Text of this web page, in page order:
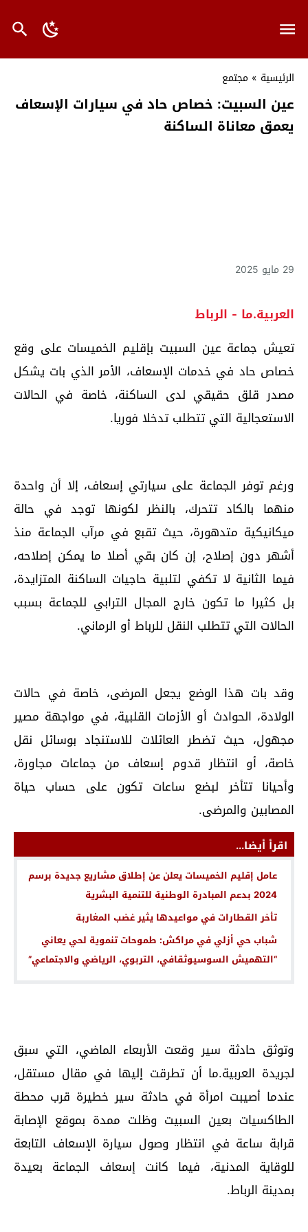
الرئيسية » مجتمع
عين السبيت: خصاص حاد في سيارات الإسعاف
يعمق معاناة الساكنة
29 مايو 2025
العربية.ما - الرباط
تعيش جماعة عين السبيت بإقليم الخميسات على وقع
خصاص حاد في خدمات الإسعاف، الأمر الذي بات يشكل
مصدر قلق حقيقي لدى الساكنة، خاصة في الحالات
الاستعجالية التي تتطلب تدخلا فوريا.
ورغم توفر الجماعة على سيارتي إسعاف، إلا أن واحدة
منهما بالكاد تتحرك، بالنظر لكونها توجد في حالة
ميكانيكية متدهورة، حيث تقبع في مرآب الجماعة منذ
أشهر دون إصلاح، إن كان بقي أصلا ما يمكن إصلاحه،
فيما الثانية لا تكفي لتلبية حاجيات الساكنة المتزايدة،
بل كثيرا ما تكون خارج المجال الترابي للجماعة بسبب
الحالات التي تتطلب النقل للرباط أو الرماني.
وقد بات هذا الوضع يجعل المرضى، خاصة في حالات
الولادة، الحوادث أو الأزمات القلبية، في مواجهة مصير
مجهول، حيث تضطر العائلات للاستنجاد بوسائل نقل
خاصة، أو انتظار قدوم إسعاف من جماعات مجاورة،
وأحيانا تتأخر لبضع ساعات تكون على حساب حياة
المصابين والمرضى.
اقرأ أيضا...
عامل إقليم الخميسات يعلن عن إطلاق مشاريع جديدة برسم
2024 بدعم المبادرة الوطنية للتنمية البشرية
تأخر القطارات في مواعيدها يثير غضب المغاربة
شباب حي أزلي في مراكش: طموحات تنموية لحي يعاني
“التهميش السوسيوثقافي، التربوي، الرياضي والاجتماعي”
وتوثق حادثة سير وقعت الأربعاء الماضي، التي سبق
لجريدة العربية.ما أن تطرقت إليها في مقال مستقل،
عندما أصيبت امرأة في حادثة سير خطيرة قرب محطة
الطاكسيات بعين السبيت وظلت ممدة بموقع الإصابة
قرابة ساعة في انتظار وصول سيارة الإسعاف التابعة
للوقاية المدنية، فيما كانت إسعاف الجماعة بعيدة
بمدينة الرباط.